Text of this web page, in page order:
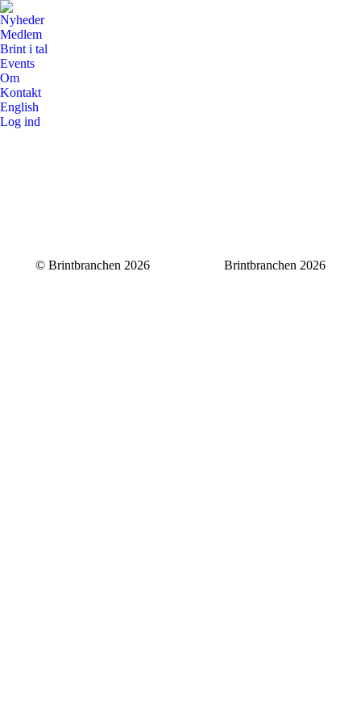
Nyheder
Medlem
Brint i tal
Events
Om
Kontakt
English
Log ind
© Brintbranchen 2026 Brintbranchen 2026